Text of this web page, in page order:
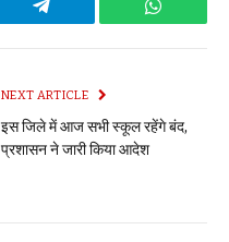
Telegram
NEXT ARTICLE
इस जिले में आज सभी स्कूल रहेंगे बंद,
प्रशासन ने जारी किया आदेश